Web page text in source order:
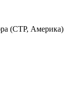
(CTP, Америка)